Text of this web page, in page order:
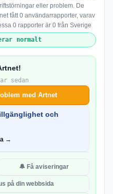
eller problem. De
fått 0 användarrapporter, varav
0 rapporter är 0 från Sverige
normalt
sedan
med Artnet
och
→
🔔 Få aviseringar
på din webbsida